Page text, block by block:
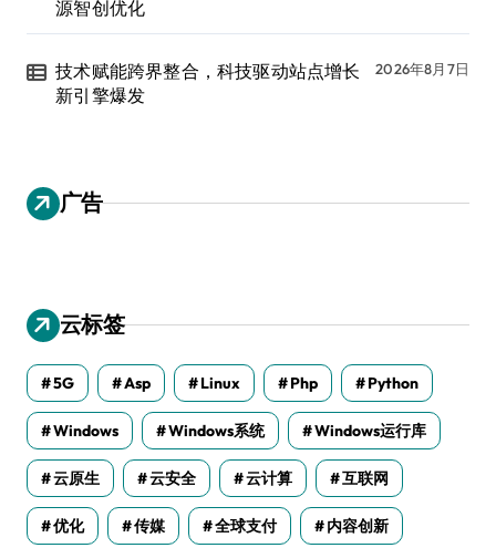
源智创优化
技术赋能跨界整合，科技驱动站点增长
新引擎爆发
2026年8月7日
广告
云标签
5G Asp Linux Php Python
Windows Windows系统 Windows运行库
云原生 云安全 云计算 互联网
优化 传媒 全球支付 内容创新